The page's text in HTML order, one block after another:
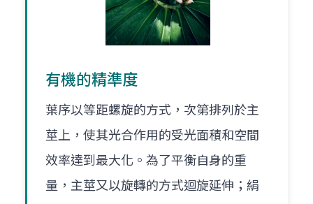
有機的精準度
葉序以等距螺旋的方式，次第排列於主
莖上，使其光合作用的受光面積和空間
效率達到最大化。為了平衡自身的重
量，主莖又以旋轉的方式迴旋延伸；絹